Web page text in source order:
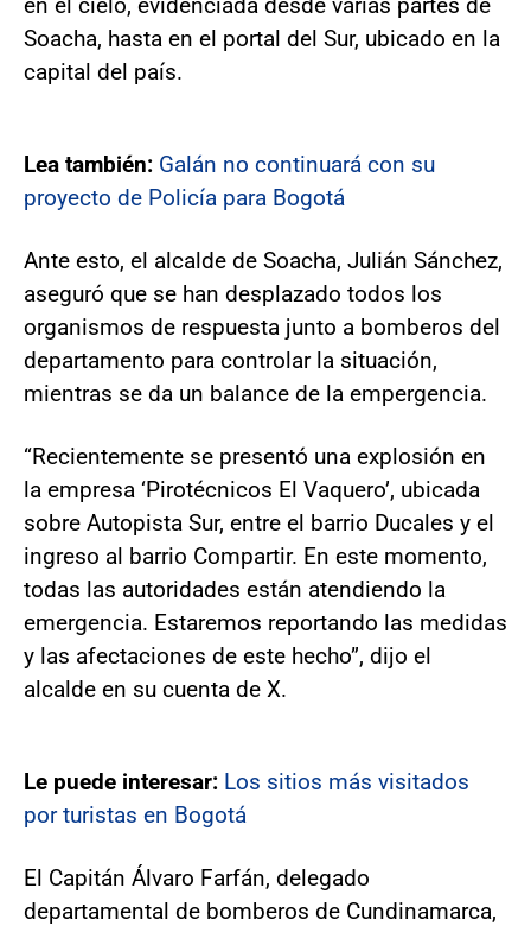
Soacha, hasta en el portal del Sur, ubicado en la
capital del país.
Lea también: Galán no continuará con su
proyecto de Policía para Bogotá
Ante esto, el alcalde de Soacha, Julián Sánchez,
aseguró que se han desplazado todos los
organismos de respuesta junto a bomberos del
departamento para controlar la situación,
mientras se da un balance de la empergencia.
“Recientemente se presentó una explosión en
la empresa ‘Pirotécnicos El Vaquero’, ubicada
sobre Autopista Sur, entre el barrio Ducales y el
ingreso al barrio Compartir. En este momento,
todas las autoridades están atendiendo la
emergencia. Estaremos reportando las medidas
y las afectaciones de este hecho”, dijo el
alcalde en su cuenta de X.
Le puede interesar: Los sitios más visitados
por turistas en Bogotá
El Capitán Álvaro Farfán, delegado
departamental de bomberos de Cundinamarca,